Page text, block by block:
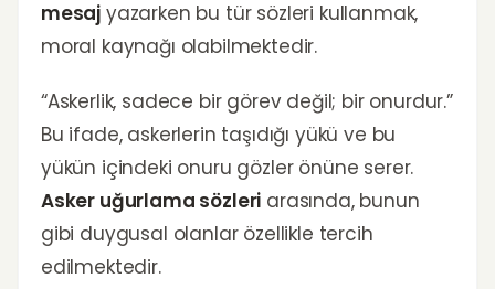
mesaj yazarken bu tür sözleri kullanmak,
moral kaynağı olabilmektedir.
“Askerlik, sadece bir görev değil; bir onurdur.”
Bu ifade, askerlerin taşıdığı yükü ve bu
yükün içindeki onuru gözler önüne serer.
Asker uğurlama sözleri arasında, bunun
gibi duygusal olanlar özellikle tercih
edilmektedir.